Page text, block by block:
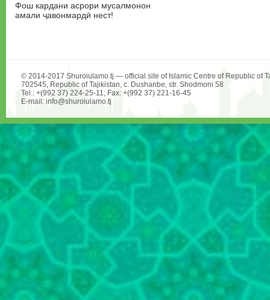
Фош кардани асрори мусалмонон
амали ҷавонмардӣ нест!
© 2014-2017 Shuroiulamo.tj — official site of Islamic Centre of Republic of
702545, Republic of Tajikistan, c. Dushanbe, str. Shodmoni 58
Tel.: +(992 37) 224-25-11; Fax: +(992 37) 221-16-45
E-mail: info@shuroiulamo.tj